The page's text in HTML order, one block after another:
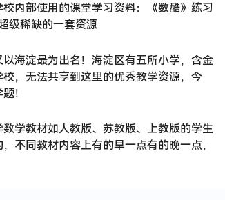
内部使用的课堂学习资料：《数酷》练习
级稀缺的一套资源
海淀最为出名！海淀区有五所小学，含金
，无法共享到这里的优秀教学资源，今
！
学教材如人教版、苏教版、上教版的学生
不同教材内容上有的早一点有的晚一点，